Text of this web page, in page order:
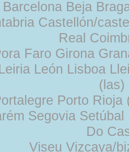
Barcelona Beja
Castellón/
Real
Faro Girona
León Lisboa
Porto
Segovia
Do
Viseu Vizcaya/